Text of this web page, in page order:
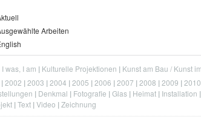
Arbeiten
was, I am Kulturelle Projektionen Kunst am Bau / Kunst
2002 2003 2004 2005 2006 2007 2008 2009 2010
Denkmal Fotografie Glas Heimat Installation
Text Video Zeichnung